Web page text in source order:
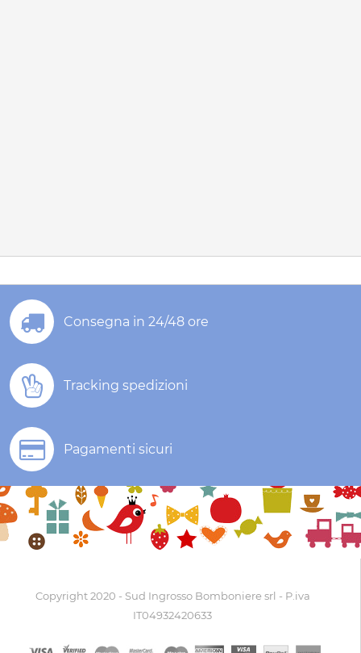
Consegna in 24/48 ore
Tracking spedizioni
Pagamenti sicuri
Copyright 2020 - Sud Ingrosso Bomboniere srl - P.iva
IT04932420633